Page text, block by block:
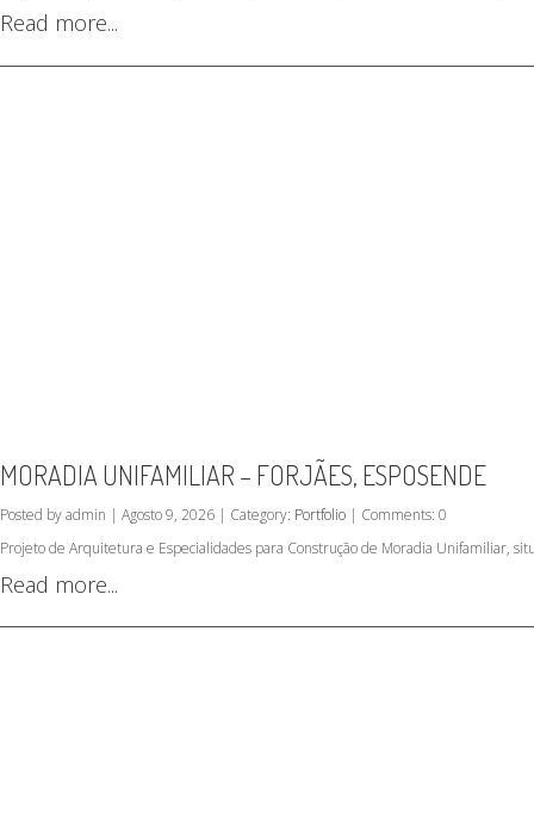
Read more...
MORADIA UNIFAMILIAR – FORJÃES, ESPOSENDE
Posted by admin | Agosto 9, 2026 | Category: Portfolio | Comments: 0
Projeto de Arquitetura e Especialidades para Construção de Moradia Unifamiliar,
Read more...